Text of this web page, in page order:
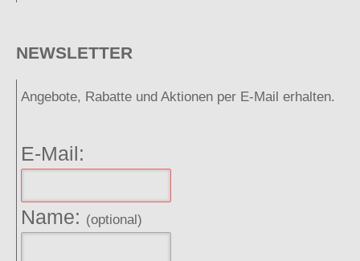
NEWSLETTER
Angebote, Rabatte und Aktionen per E-Mail erhalten.
E-Mail:
Name: (optional)